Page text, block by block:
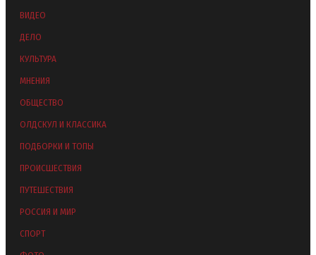
ВИДЕО
ДЕЛО
КУЛЬТУРА
МНЕНИЯ
ОБЩЕСТВО
ОЛДСКУЛ И КЛАССИКА
ПОДБОРКИ И ТОПЫ
ПРОИСШЕСТВИЯ
ПУТЕШЕСТВИЯ
РОССИЯ И МИР
СПОРТ